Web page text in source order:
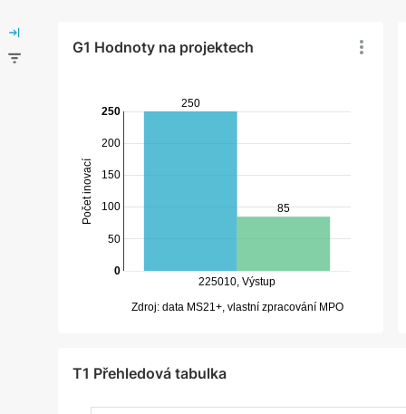
G1 Hodnoty na projektech
225010, Výstup
Zdroj: data MS21+, vlastní zpracování MPO
50
100
150
200
Počet inovací
0
250
250
85
T1 Přehledová tabulka